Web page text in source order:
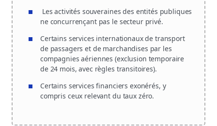
Les activités souveraines des entités publiques
ne concurrençant pas le secteur privé.
Certains services internationaux de transport
de passagers et de marchandises par les
compagnies aériennes (exclusion temporaire
de 24 mois, avec règles transitoires).
Certains services financiers exonérés, y
compris ceux relevant du taux zéro.